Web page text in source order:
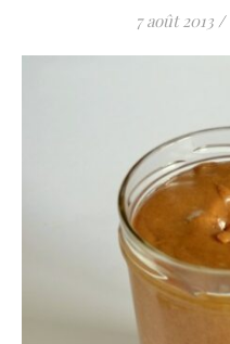
7 août 2013 /